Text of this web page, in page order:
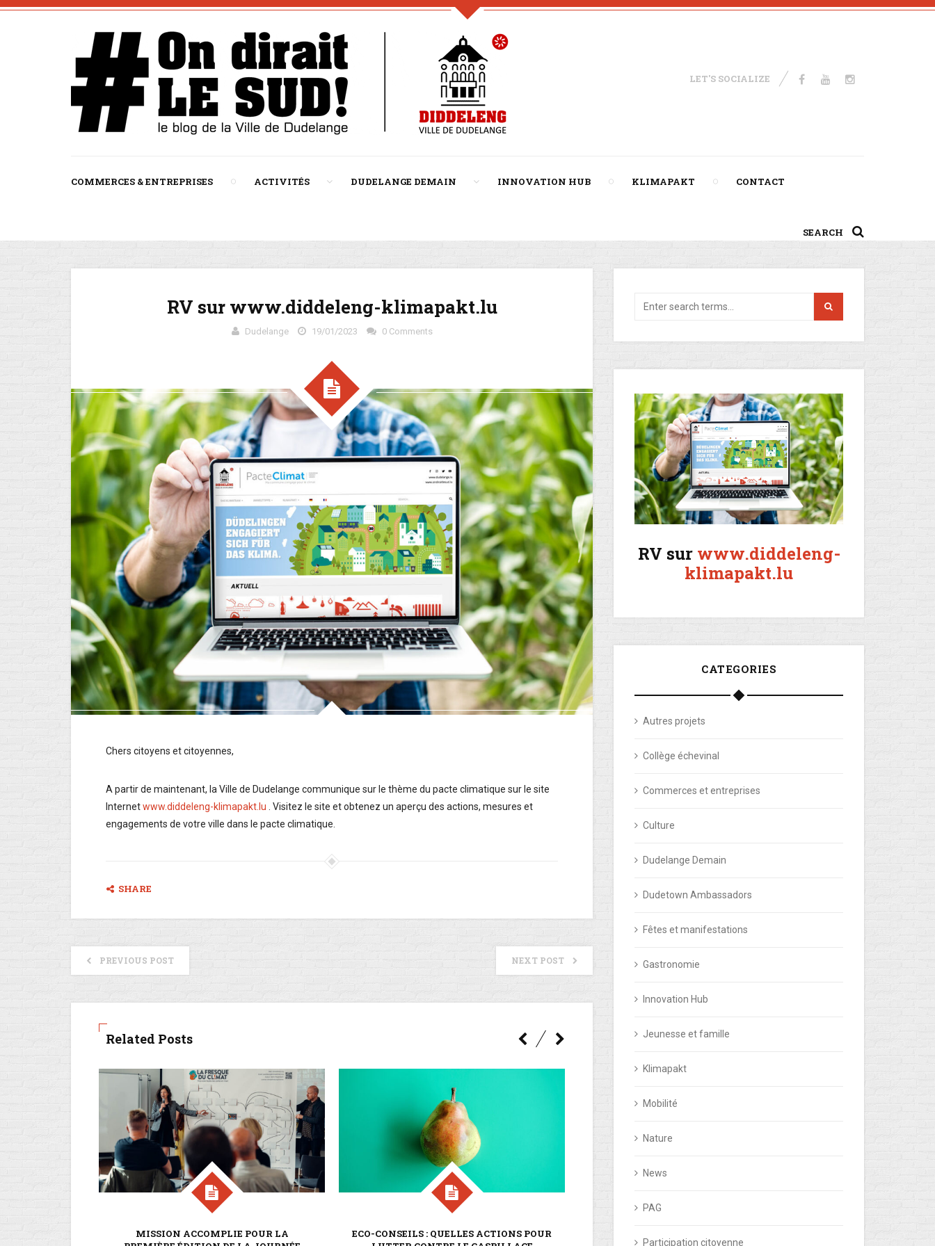
LET'S SOCIALIZE
COMMERCES & ENTREPRISES ACTIVITÉS DUDELANGE DEMAIN INNOVATION HUB KLIMAPAKT CONTACT
SEARCH
RV sur www.diddeleng-klimapakt.lu
Dudelange 19/01/2023 0 Comments
Chers citoyens et citoyennes,
A partir de maintenant, la Ville de Dudelange communique sur le thème du pacte climatique sur le site
Internetwww.diddeleng-klimapakt.lu . Visitez le site et obtenez un aperçu des actions, mesures et
engagements de votre ville dans le pacte climatique.
SHARE
PREVIOUS POST NEXT POST
Related Posts
MISSION ACCOMPLIE POUR LA
ECO-CONSEILS : QUELLES ACTIONS POUR
RV sur www.diddeleng-
klimapakt.lu
CATEGORIES
Autres projets
Collège échevinal
Commerces et entreprises
Culture
Dudelange Demain
Dudetown Ambassadors
Fêtes et manifestations
Gastronomie
Innovation Hub
Jeunesse et famille
Klimapakt
Mobilité
Nature
News
PAG
Participation citoyenne